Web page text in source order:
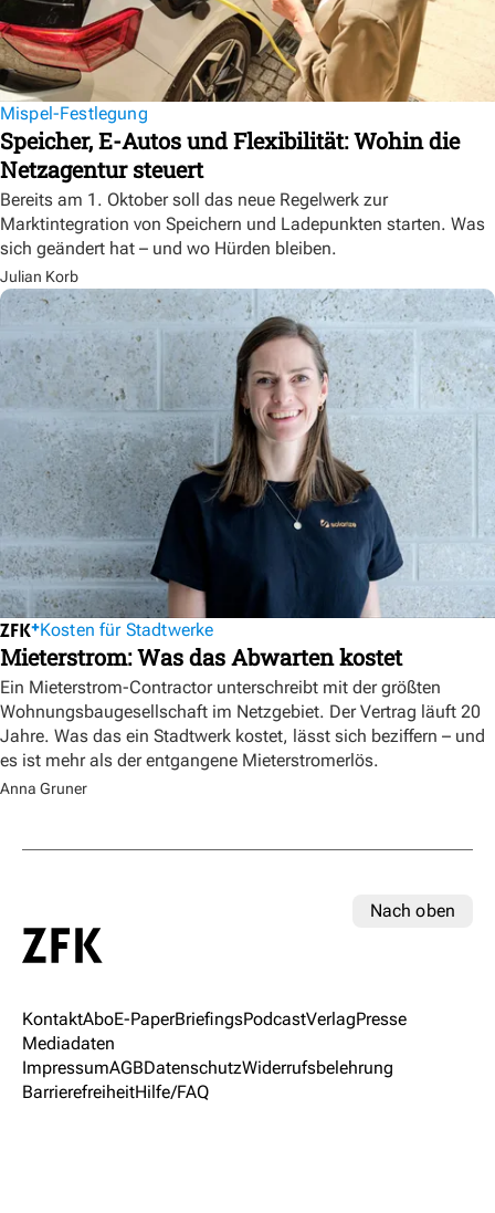
Mispel-Festlegung
Speicher, E-Autos und Flexibilität: Wohin die
Netzagentur steuert
Bereits am 1. Oktober soll das neue Regelwerk zur
Marktintegration von Speichern und Ladepunkten starten. Was
sich geändert hat – und wo Hürden bleiben.
Julian Korb
Kosten für Stadtwerke
Mieterstrom: Was das Abwarten kostet
Ein Mieterstrom-Contractor unterschreibt mit der größten
Wohnungsbaugesellschaft im Netzgebiet. Der Vertrag läuft 20
Jahre. Was das ein Stadtwerk kostet, lässt sich beziffern – und
es ist mehr als der entgangene Mieterstromerlös.
Anna Gruner
Nach oben
KontaktAboE-PaperBriefingsPodcastVerlagPresse
Mediadaten
ImpressumAGBDatenschutzWiderrufsbelehrung
BarrierefreiheitHilfe/FAQ